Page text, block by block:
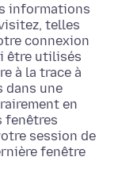
informations
telles
connexion
être utilisés
à la trace à
dans une
en
fenêtres
session de
fenêtre